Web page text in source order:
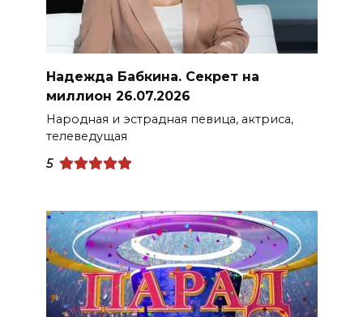
Надежда Бабкина. Секрет на
миллион 26.07.2026
Народная и эстрадная певица, актриса,
телеведущая
5